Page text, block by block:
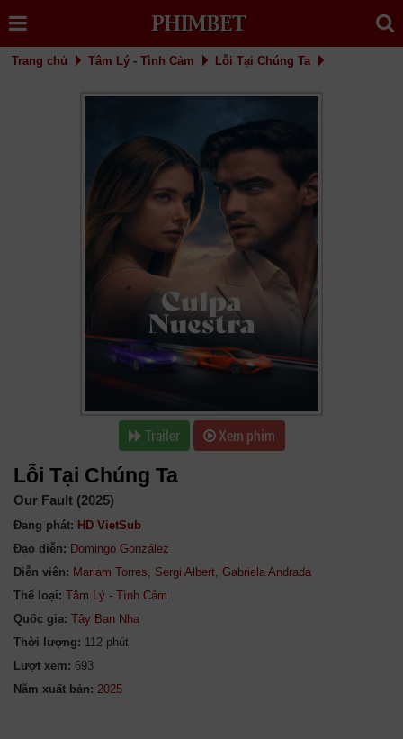
Trang chủ Tâm Lý - Tình Cảm Lỗi Tại Chúng Ta
Trailer Xem phim
Lỗi Tại Chúng Ta
Our Fault (2025)
Đang phát: HD VietSub
Đạo diễn: Domingo González
Diễn viên: Mariam Torres, Sergi Albert, Gabriela Andrada
Thể loại: Tâm Lý - Tình Cảm
Quốc gia: Tây Ban Nha
Thời lượng: 112 phút
Lượt xem: 693
Năm xuất bản: